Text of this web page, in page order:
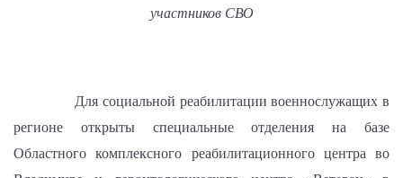
участников СВО
Для социальной реабилитации военнослужащих в
регионе открыты специальные отделения на базе
Областного комплексного реабилитационного центра во